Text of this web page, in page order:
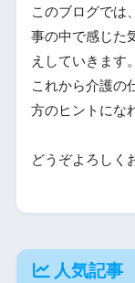
このブログでは
事の中で感じた
えしていきます。
これから介護の
方のヒントにな
どうぞよろしく
人気記事